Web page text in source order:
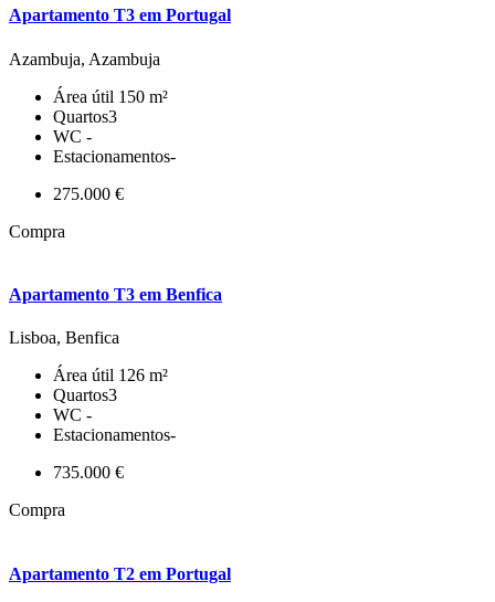
Apartamento T3 em Portugal
Azambuja, Azambuja
Área útil 150 m²
Quartos3
WC -
Estacionamentos-
275.000 €
Compra
Apartamento T3 em Benfica
Lisboa, Benfica
Área útil 126 m²
Quartos3
WC -
Estacionamentos-
735.000 €
Compra
Apartamento T2 em Portugal